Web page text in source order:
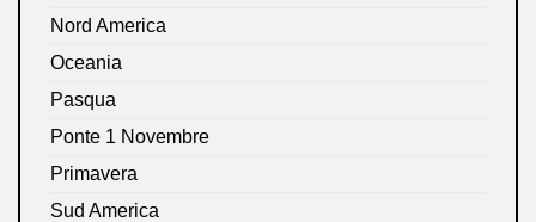
Nord America
Oceania
Pasqua
Ponte 1 Novembre
Primavera
Sud America